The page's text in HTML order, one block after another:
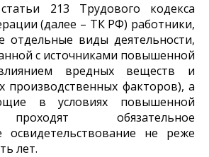
213 Трудового кодекса
(далее – ТК РФ) работники,
отдельные виды деятельности,
с источниками повышенной
вредных веществ и
производственных факторов), а
в условиях повышенной
обязательное
освидетельствование не реже
лет.